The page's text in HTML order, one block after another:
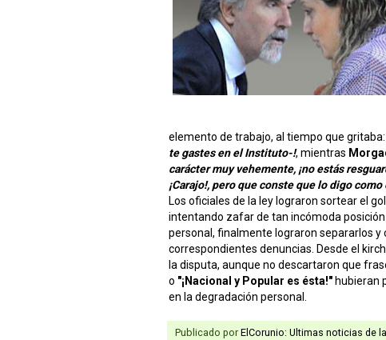
elemento de trabajo, al tiempo que gritaba:
te gastes en el Instituto-!, mientras
carácter muy vehemente, ¡no estás
¡Carajo!, pero que conste que lo digo
Los oficiales de la ley lograron sortear el
intentando zafar de tan incómoda
personal, finalmente lograron separarlos y
correspondientes denuncias. Desde el
la disputa, aunque no descartaron que
o "¡Nacional y Popular es ésta!" hubieran
en la degradación personal.
Publicado por ElCorunio: Ultimas noticias de